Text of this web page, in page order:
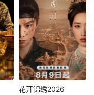
花开锦绣2026